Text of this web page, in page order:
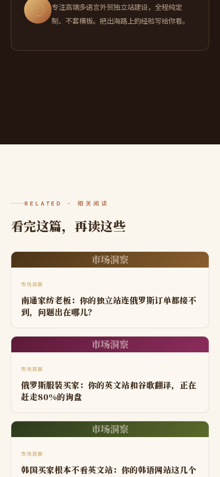
专注高端多语言外贸独立站建设，全程纯定
制、不套模板。把出海路上的经验写给你看。
RELATED · 相关阅读
看完这篇，再读这些
市场洞察
市场洞察
南通家纺老板：你的独立站连俄罗斯订单都接不
到，问题出在哪儿？
市场洞察
市场洞察
俄罗斯服装买家：你的英文站和谷歌翻译，正在
赶走80%的询盘
市场洞察
市场洞察
韩国买家根本不看英文站：你的韩语网站这几个